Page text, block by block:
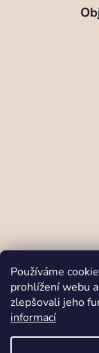
Používáme
prohlížení webu
zlepšovali jeho
informací